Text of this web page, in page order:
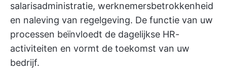
salarisadministratie, werknemersbetrokkenheid
en naleving van regelgeving. De functie van uw
processen beïnvloedt de dagelijkse HR-
activiteiten en vormt de toekomst van uw
bedrijf.